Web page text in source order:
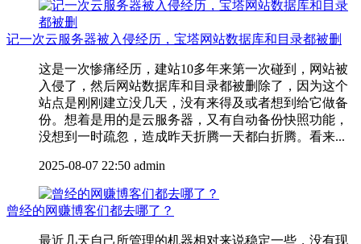
记一次云服务器被入侵经历，宝塔网站数据库和目录都被删
这是一次惨痛经历，建站10多年来第一次碰到，网站被
入侵了，然后网站数据库和目录都被删除了，因为这个
站点是刚刚建立没几天，没有来得及或者想到给它做备
份。想着是用的是云服务器，又有自动备份快照功能，
没想到一时疏忽，造成昨天折腾一天都白折腾。看来...
2025-08-07 22:50 admin
曾经的网赚博客们都去哪了？
最近几天自己所管理的机器相对来说稳定一些，没有现